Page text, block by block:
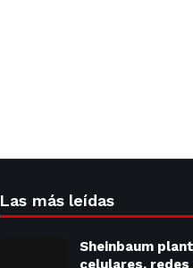
Las más leídas
Sheinbaum
celulares,